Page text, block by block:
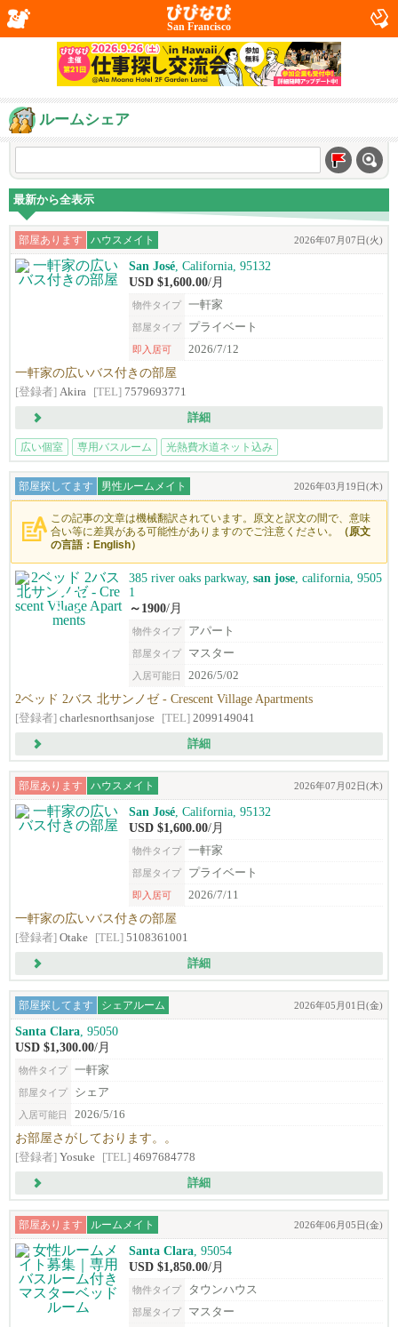
San Francisco
ルームシェア
最新から全表示
部屋あります ハウスメイト 2026年07月07日(火)
San José , California, 95132
USD $1,600.00/月
物件タイプ 一軒家
部屋タイプ プライベート
即入居可 2026/7/12
一軒家の広いバス付きの部屋
[登録者] Akira [TEL] 7579693771
詳細
広い個室 専用バスルーム 光熱費水道ネット込み
部屋探してます 男性ルームメイト 2026年03月19日(木)
この記事の文章は機械翻訳されています。原文と訳文の間で、意味
合い等に差異がある可能性がありますのでご注意ください。
（原文
の言語：English）
385 river oaks parkway, san jose , california, 9505
1
～1900/月
物件タイプ アパート
部屋タイプ マスター
入居可能日 2026/5/02
2ベッド 2バス 北サンノゼ - Crescent Village Apartments
[登録者] charlesnorthsanjose [TEL] 2099149041
詳細
部屋あります ハウスメイト 2026年07月02日(木)
San José , California, 95132
USD $1,600.00/月
物件タイプ 一軒家
部屋タイプ プライベート
即入居可 2026/7/11
一軒家の広いバス付きの部屋
[登録者] Otake [TEL] 5108361001
詳細
部屋探してます シェアルーム 2026年05月01日(金)
Santa Clara , 95050
USD $1,300.00/月
物件タイプ 一軒家
部屋タイプ シェア
入居可能日 2026/5/16
お部屋さがしております。。
[登録者] Yosuke [TEL] 4697684778
詳細
部屋あります ルームメイト 2026年06月05日(金)
Santa Clara , 95054
USD $1,850.00/月
物件タイプ タウンハウス
部屋タイプ マスター